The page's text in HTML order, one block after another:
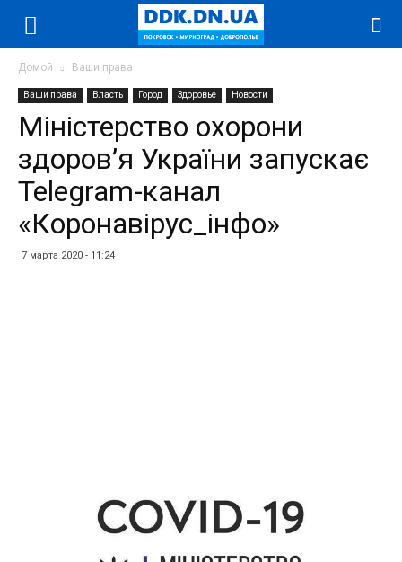
Домой Ваши права
Ваши права Власть Город Здоровье Новости
Міністерство охорони
здоров’я України запускає
Telegram-канал
«Коронавірус_інфо»
7 марта 2020 - 11:24